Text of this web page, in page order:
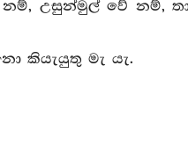
නම්, උසුන්මුල් වේ නම්,
කියැයුතු මැ යැ.